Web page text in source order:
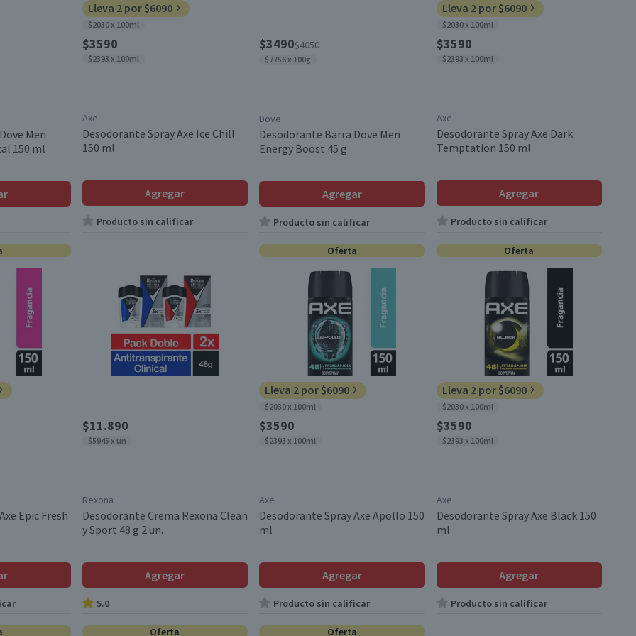
Men
150 ml
Lleva 2 por $6090
$2030 x 100ml
$3590
$2393 x 100ml
Axe
Desodorante Spray Axe Ice Chill
150 ml
Agregar
Producto sin calificar
$3490$4050
$7756 x 100g
Dove
Desodorante Barra Dove Men
Energy Boost 45 g
Agregar
Producto sin calificar
Lleva 2 por $6090
$2030 x 100ml
$3590
$2393 x 100ml
Axe
Desodorante Spray Axe Dark
Temptation 150 ml
Agregar
Producto sin calificar
Epic Fresh
$11.890
$5945 x un
Rexona
Desodorante Crema Rexona Clean
y Sport 48 g 2 un.
Agregar
5.0
Oferta
Lleva 2 por $6090
$2030 x 100ml
$3590
$2393 x 100ml
Axe
Desodorante Spray Axe Apollo 150
ml
Agregar
Producto sin calificar
Oferta
Lleva 2 por $6090
$2030 x 100ml
$3590
$2393 x 100ml
Axe
Desodorante Spray Axe Black 150
ml
Agregar
Producto sin calificar
Oferta Oferta